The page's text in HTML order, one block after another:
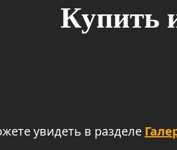
Купить
увидеть в разделе